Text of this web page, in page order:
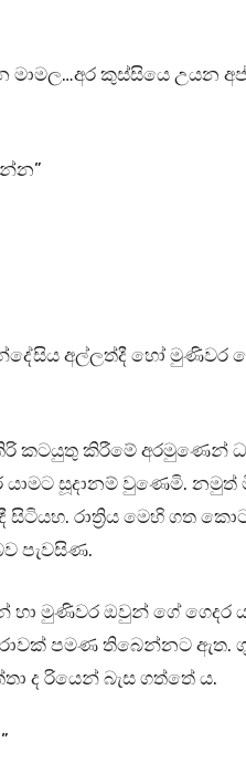
කුස්සියෙ උයන
අල්ලත්දී හෝ මුණිවර
කටයුතු කිරීමේ අරමුණෙන්
යාමට සූදානම් වුණෙමි.
රාත්‍රිය මෙහි ගත
පැවසිණ.
හා මුණිවර ඔවුන් ගේ ගෙදර
පමණ තිබෙන්නට ඇත.
ද රියෙන් බැස ගත්තේ ය.